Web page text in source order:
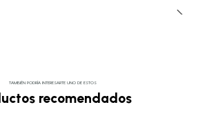
TAMBIÉN PODRÍA INTERESARTE UNO DE ESTOS
recomendados